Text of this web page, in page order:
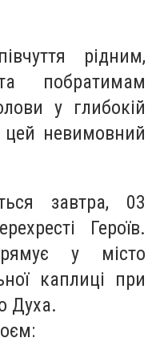
рідним,
побратимам
у глибокій
цей невимовний
завтра, 03
Героїв.
у місто
каплиці при
Духа.